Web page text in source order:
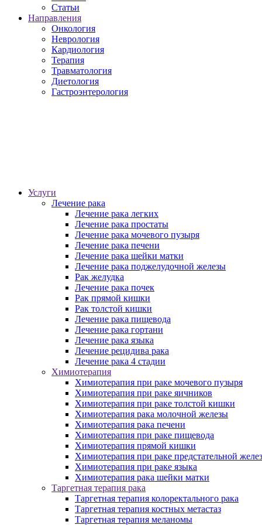
Статьи
Направления
Онкология
Неврология
Кардиология
Терапия
Травматология
Диетология
Гастроэнтерология
Услуги
Лечение рака
Лечение рака легких
Лечение рака простаты
Лечение рака мочевого пузыря
Лечение рака печени
Лечение рака шейки матки
Лечение рака поджелудочной железы
Рак желудка
Лечение рака почек
Рак прямой кишки
Рак толстой кишки
Лечение рака пищевода
Лечение рака гортани
Лечение рака языка
Лечение рецидива рака
Лечение рака 4 стадии
Химиотерапия
Химиотерапия при раке мочевого пузыря
Химиотерапия при раке яичников
Химиотерапия при раке толстой кишки
Химиотерапия рака молочной железы
Химиотерапия рака печени
Химиотерапия при раке пищевода
Химиотерапия прямой кишки
Химиотерапия при раке предстательной
Химиотерапия при раке языка
Химиотерапия рака шейки матки
Таргетная терапия рака
Таргетная терапия колоректального рака
Таргетная терапия костных метастаз
Таргетная терапия меланомы